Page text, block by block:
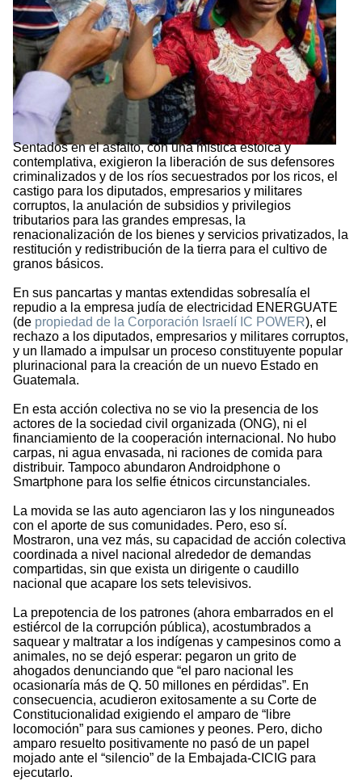
Sentados en el asfalto, con una mística estoica y
contemplativa, exigieron la liberación de sus defensores
criminalizados y de los ríos secuestrados por los ricos, el
castigo para los diputados, empresarios y militares
corruptos, la anulación de subsidios y privilegios
tributarios para las grandes empresas, la
renacionalización de los bienes y servicios privatizados, la
restitución y redistribución de la tierra para el cultivo de
granos básicos.
En sus pancartas y mantas extendidas sobresalía el
repudio a la empresa judía de electricidad ENERGUATE
(de propiedad de la Corporación Israelí IC POWER), el
rechazo a los diputados, empresarios y militares corruptos,
y un llamado a impulsar un proceso constituyente popular
plurinacional para la creación de un nuevo Estado en
Guatemala.
En esta acción colectiva no se vio la presencia de los
actores de la sociedad civil organizada (ONG), ni el
financiamiento de la cooperación internacional. No hubo
carpas, ni agua envasada, ni raciones de comida para
distribuir. Tampoco abundaron Androidphone o
Smartphone para los selfie étnicos circunstanciales.
La movida se las auto agenciaron las y los ninguneados
con el aporte de sus comunidades. Pero, eso sí.
Mostraron, una vez más, su capacidad de acción colectiva
coordinada a nivel nacional alrededor de demandas
compartidas, sin que exista un dirigente o caudillo
nacional que acapare los sets televisivos.
La prepotencia de los patrones (ahora embarrados en el
estiércol de la corrupción pública), acostumbrados a
saquear y maltratar a los indígenas y campesinos como a
animales, no se dejó esperar: pegaron un grito de
ahogados denunciando que “el paro nacional les
ocasionaría más de Q. 50 millones en pérdidas”. En
consecuencia, acudieron exitosamente a su Corte de
Constitucionalidad exigiendo el amparo de “libre
locomoción” para sus camiones y peones. Pero, dicho
amparo resuelto positivamente no pasó de un papel
mojado ante el “silencio” de la Embajada-CICIG para
ejecutarlo.